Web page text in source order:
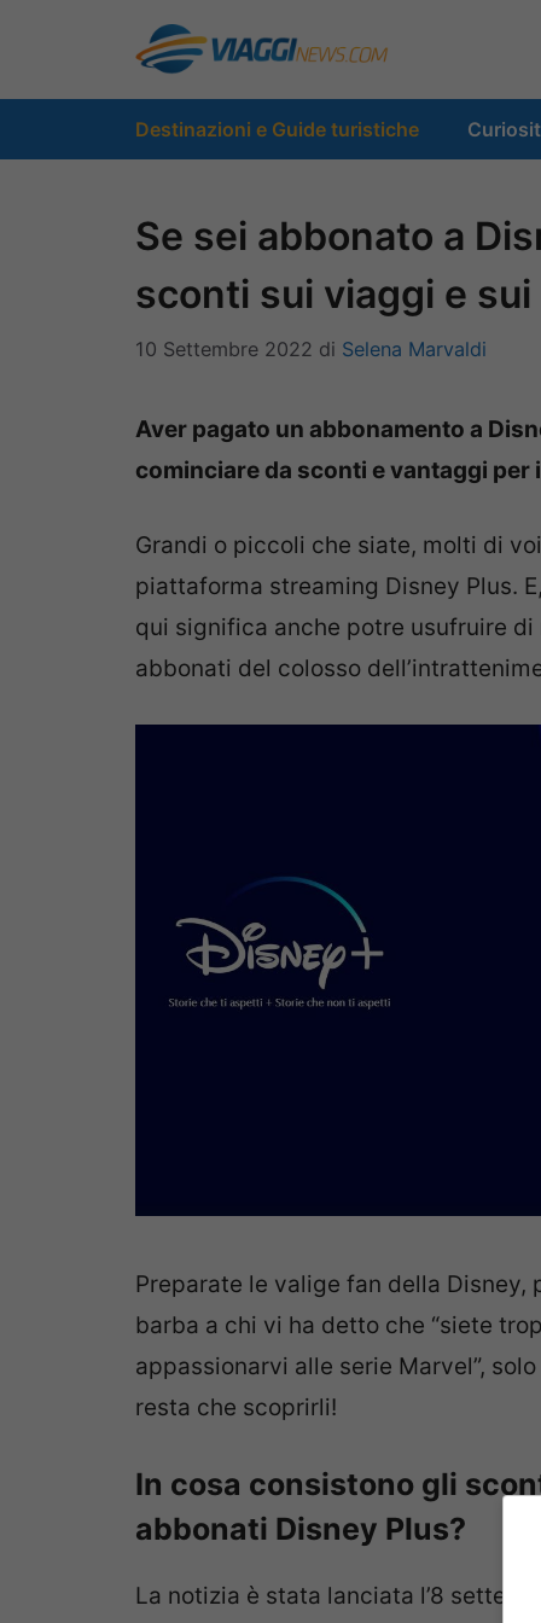
contenuto
Destinazioni e Guide turistiche
Se sei abbonato a
sconti sui viaggi e
10 Settembre 2022 di Selena Marvaldi
Aver pagato un abbonamento a
cominciare da sconti e vantaggi
Grandi o piccoli che siate, molti di
piattaforma streaming Disney Plus.
qui significa anche potre usufruire
abbonati del colosso
Preparate le valige fan della Disney,
barba a chi vi ha detto che “siete
appassionarvi alle serie Marvel”,
resta che scoprirli!
In cosa consistono gli
abbonati Disney Plus?
La notizia è stata lanciata l’8